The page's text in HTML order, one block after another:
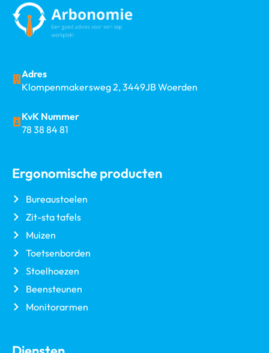
Adres
Klompenmakersweg 2, 3449JB Woerden
KvK Nummer
78 38 84 81
Ergonomische producten
Bureaustoelen
Zit-sta tafels
Muizen
Toetsenborden
Stoelhoezen
Beensteunen
Monitorarmen